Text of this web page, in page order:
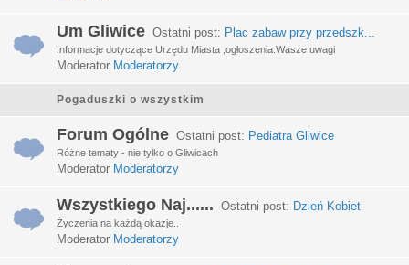
Um Gliwice Ostatni post: Plac zabaw przy przedszk...
Informacje dotyczące Urzędu Miasta ,ogłoszenia.Wasze uwagi
Moderator Moderatorzy
Pogaduszki o wszystkim
Forum Ogólne Ostatni post: Pediatra Gliwice
Różne tematy - nie tylko o Gliwicach
Moderator Moderatorzy
Wszystkiego Naj...... Ostatni post: Dzień Kobiet
Życzenia na każdą okazje..
Moderator Moderatorzy